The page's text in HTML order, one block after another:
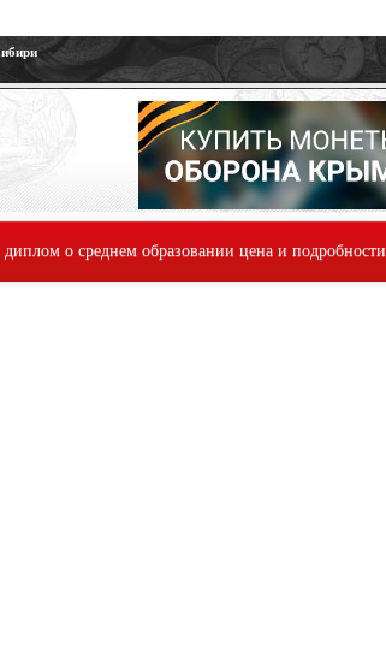
диплом о среднем образовании цена и подробности